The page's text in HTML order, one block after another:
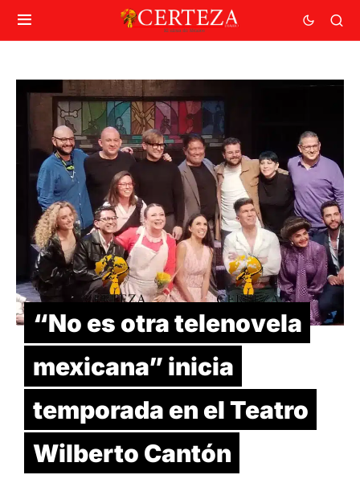
“No es otra telenovela
mexicana” inicia
temporada en el Teatro
Wilberto Cantón